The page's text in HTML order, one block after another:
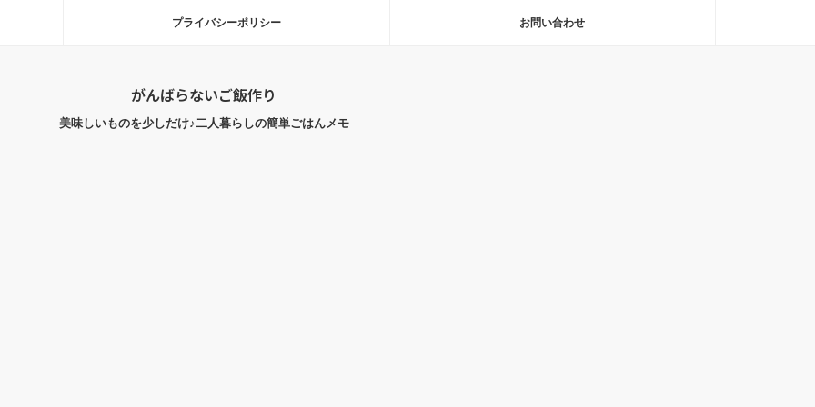
プライバシーポリシー お問い合わせ
がんばらないご飯作り
美味しいものを少しだけ♪二人暮らしの簡単ごはんメモ